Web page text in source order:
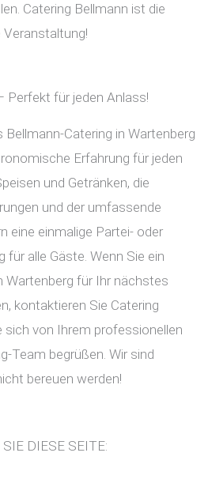
Catering Bellmann ist die
Perfekt für jeden Anlass!
Catering in Wartenberg
Erfahrung für jeden
und Getränken, die
und der umfassende
eine einmalige Partei- oder
alle Gäste. Wenn Sie ein
Wartenberg für Ihr nächstes
kontaktieren Sie Catering
sich von Ihrem professionellen
Team begrüßen. Wir sind
bereuen werden!
DIESE SEITE: